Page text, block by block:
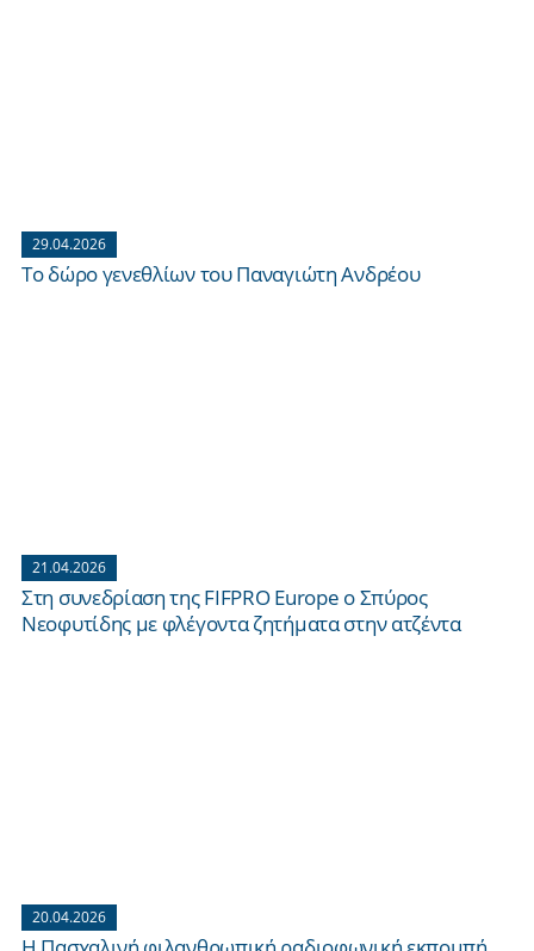
29.04.2026
Το δώρο γενεθλίων του Παναγιώτη Ανδρέου
21.04.2026
Στη συνεδρίαση της FIFPRO Europe ο Σπύρος
Νεοφυτίδης με φλέγοντα ζητήματα στην ατζέντα
20.04.2026